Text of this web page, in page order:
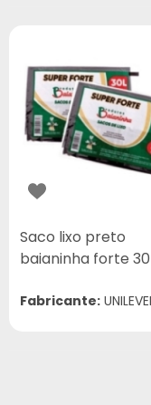
Saco lixo preto
baianinha forte
Fabricante: